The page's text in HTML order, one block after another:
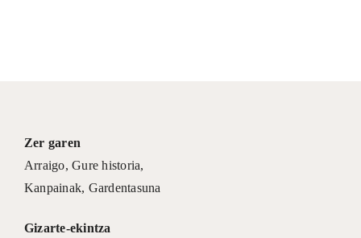
Zer garen
Arraigo,Gure historia,
Kanpainak, Gardentasuna
Gizarte-ekintza